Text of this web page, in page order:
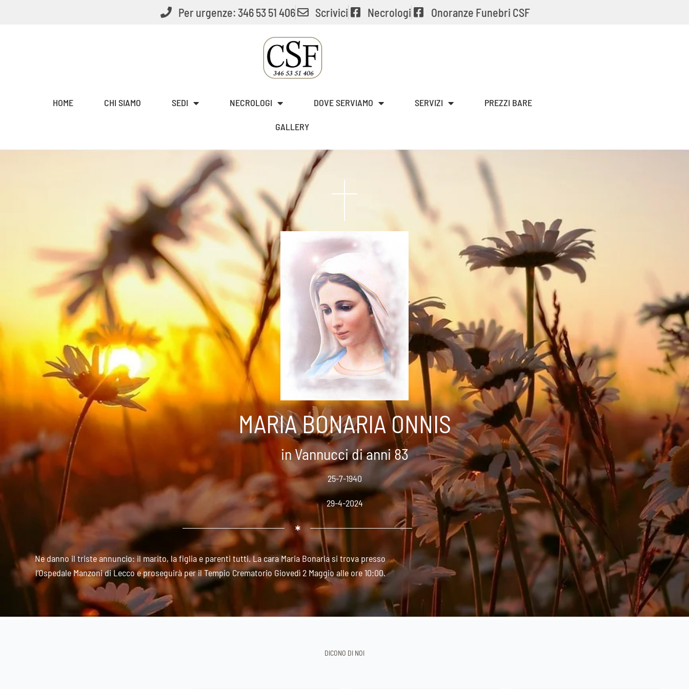
Per urgenze: 346 53 51 406 Scrivici Necrologi Onoranze Funebri CSF
HOME CHI SIAMO SEDI NECROLOGI DOVE SERVIAMO SERVIZI PREZZI BARE
GALLERY
MARIA BONARIA ONNIS
in Vannucci di anni 83
25-7-1940
29-4-2024
Ne danno il triste annuncio: il marito, la figlia e parenti tutti. La cara Maria Bonaria si trova presso
l’Ospedale Manzoni di Lecco e proseguirà per il Tempio Crematorio Giovedì 2 Maggio alle ore 10:00.
DICONO DI NOI